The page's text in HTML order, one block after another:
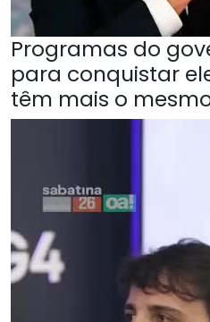
Programas do
para conquistar
têm mais o